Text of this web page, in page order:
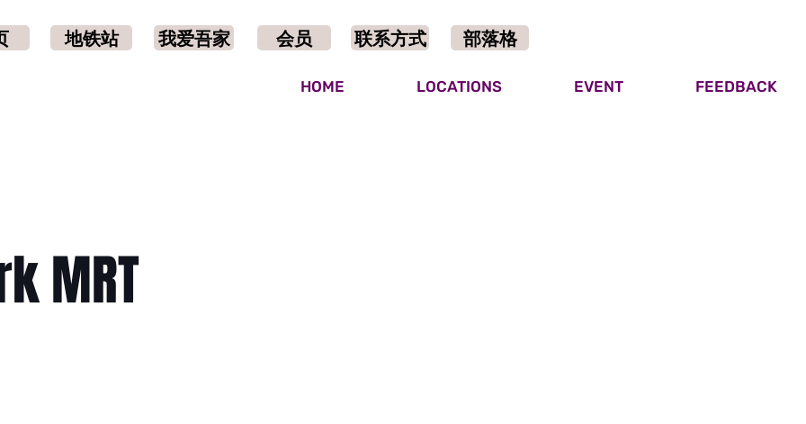
HOME LOCATIONS EVENT FEEDBACK
地铁站 我爱吾家 会员 联系方式 部落格
MRT